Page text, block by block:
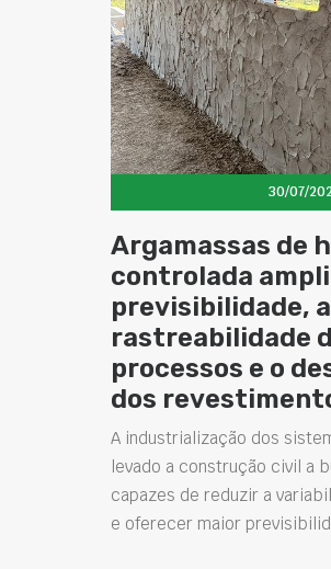
30/07/
Argamassas de
controlada
previsibilidade, a
rastreabilidade
processos e o
dos
A industrialização dos
levado a construção civil a
capazes de reduzir a
e oferecer maior